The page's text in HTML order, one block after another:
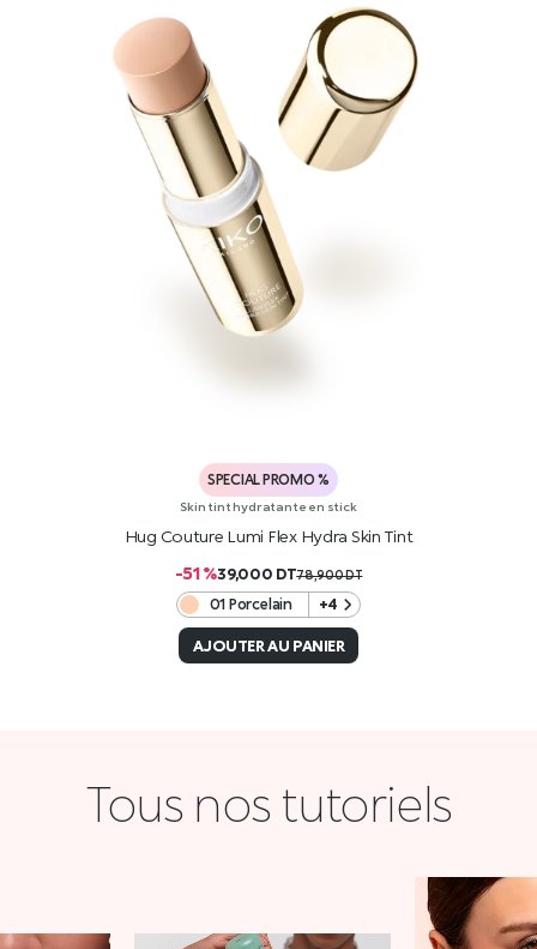
SPECIAL PROMO %
Skin tint hydratante en stick
Hug Couture Lumi Flex Hydra Skin Tint
-51 %39,000 DT78,900DT
01 Porcelain +4
AJOUTER AU PANIER
Tous nos tutoriels